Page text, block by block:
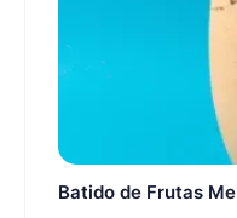
Batido de Frutas